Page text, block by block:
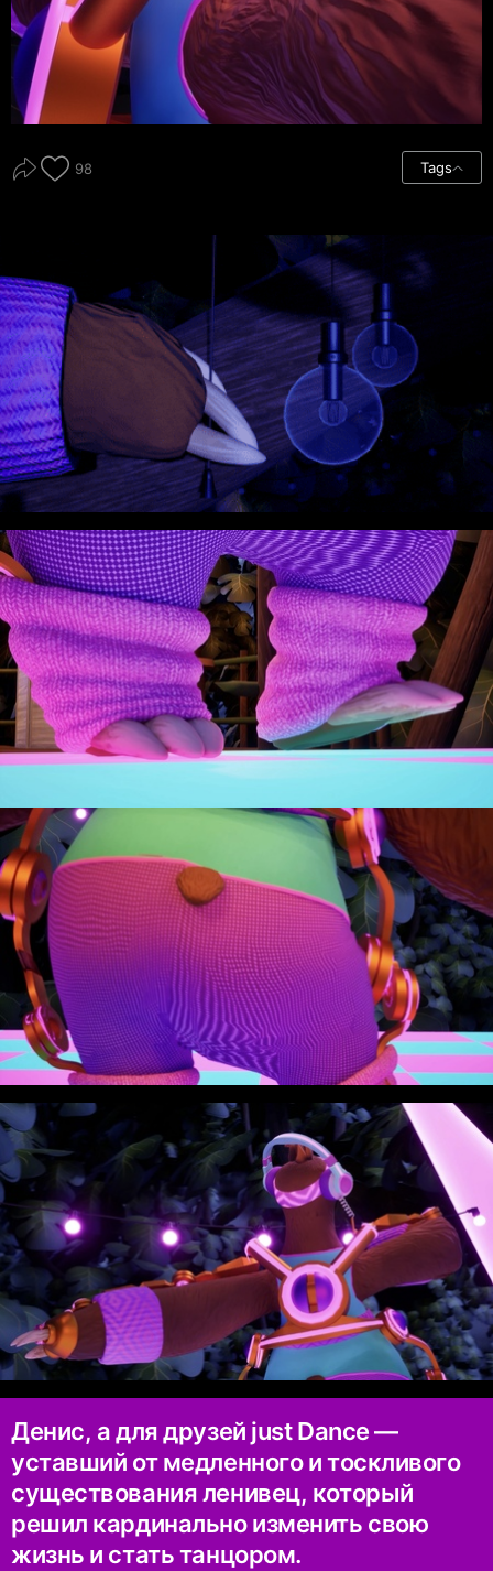
98 Tags
Денис, а для друзей just Dance —
уставший от медленного и тоскливого
существования ленивец, который
решил кардинально изменить свою
жизнь и стать танцором.